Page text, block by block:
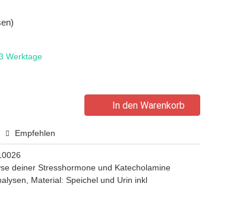
Werktage
In den Warenkorb
Empfehlen
deiner Stresshormone und Katecholamine
Material: Speichel und Urin inkl